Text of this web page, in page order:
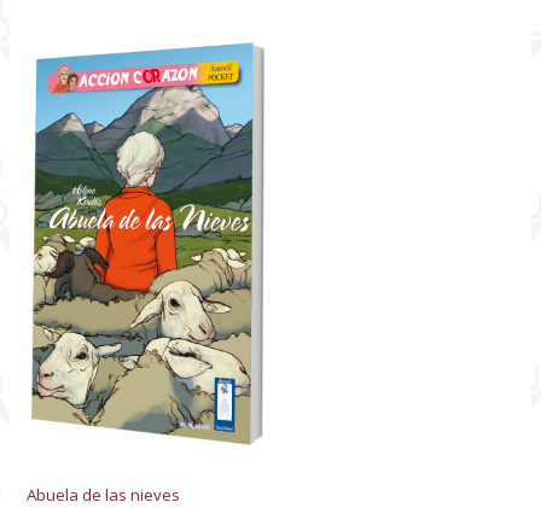
Abuela de las nieves